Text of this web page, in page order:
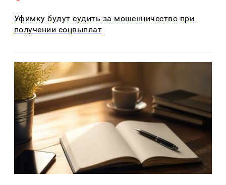
Уфимку будут судить за мошенничество при
получении соцвыплат